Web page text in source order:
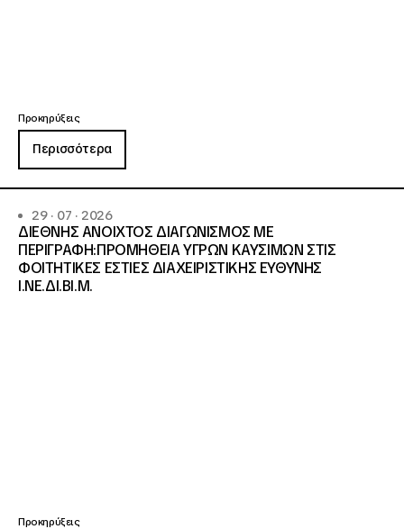
Προκηρύξεις
Περισσότερα
29 · 07 · 2026
ΔΙΕΘΝΗΣ ΑΝΟΙΧΤΟΣ ΔΙΑΓΩΝΙΣΜΟΣ ΜΕ
ΠΕΡΙΓΡΑΦΗ:ΠΡΟΜΗΘΕΙΑ ΥΓΡΩΝ ΚΑΥΣΙΜΩΝ ΣΤΙΣ
ΦΟΙΤΗΤΙΚΕΣ ΕΣΤΙΕΣ ΔΙΑΧΕΙΡΙΣΤΙΚΗΣ ΕΥΘΥΝΗΣ
Ι.ΝΕ.ΔΙ.ΒΙ.Μ.
Προκηρύξεις